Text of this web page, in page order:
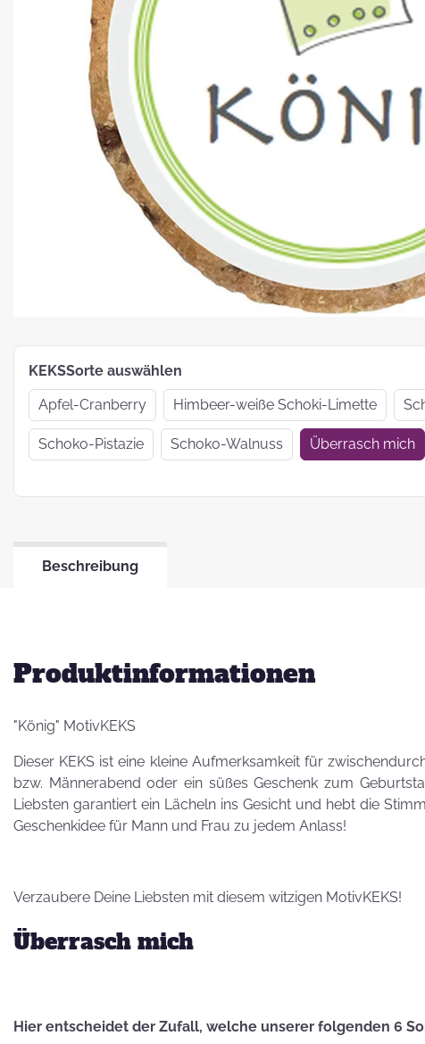
Platz für Plätzchen: 5 Fakten zu
Weihnachtsgebäck
How To:
MotivKEKS-
Designer
The
Wir haben uns
verkrümelt...
2021
Besuch von
Petra Homeier
KEKSSorte auswählen
Apfel-Cranberry
Himbeer-weiße Schoki-Limette
Schoko-Pistazie Schoko-Walnuss Überrasch mich
Beschreibung
Produktinformationen
"König" MotivKEKS
Dieser KEKS ist eine kleine Aufmerksamkeit für
bzw. Männerabend oder ein süßes Geschenk zum
Liebsten garantiert ein Lächeln ins Gesicht und hebt die
Geschenkidee für Mann und Frau zu jedem Anlass!
Verzaubere Deine Liebsten mit diesem witzigen MotivKEKS!
Überrasch mich
Hier entscheidet der Zufall, welche unserer folgenden 6